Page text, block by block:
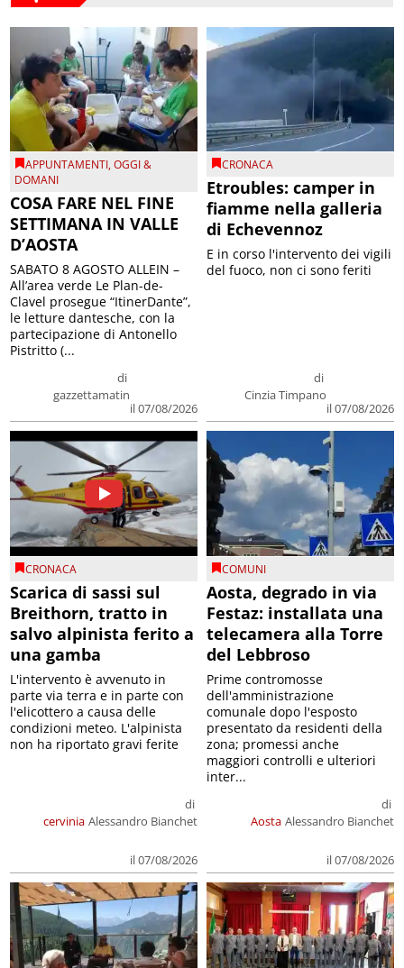
APPUNTAMENTI,OGGI &
DOMANI
COSA FARE NEL FINE
SETTIMANA IN VALLE
D’AOSTA
di
gazzettamatin
il 07/08/2026
SABATO 8 AGOSTO ALLEIN –
All’area verde Le Plan-de-
Clavel prosegue “ItinerDante”,
le letture dantesche, con la
partecipazione di Antonello
Pistritto (...
CRONACA
Etroubles: camper in
fiamme nella galleria
di Echevennoz
di
Cinzia Timpano
il 07/08/2026
E in corso l'intervento dei vigili
del fuoco, non ci sono feriti
CRONACA
Scarica di sassi sul
Breithorn, tratto in
salvo alpinista ferito a
una gamba
cervinia
di
Alessandro Bianchet
il 07/08/2026
L'intervento è avvenuto in
parte via terra e in parte con
l'elicottero a causa delle
condizioni meteo. L'alpinista
non ha riportato gravi ferite
COMUNI
Aosta, degrado in via
Festaz: installata una
telecamera alla Torre
del Lebbroso
Aosta
di
Alessandro Bianchet
il 07/08/2026
Prime contromosse
dell'amministrazione
comunale dopo l'esposto
presentato da residenti della
zona; promessi anche
maggiori controlli e ulteriori
inter...